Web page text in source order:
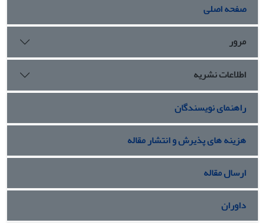
صفحه اصلی
مرور
اطلاعات نشریه
راهنمای نویسندگان
هزینه های پذیرش و انتشار مقاله
ارسال مقاله
داوران